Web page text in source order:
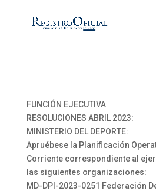
FUNCIÓN EJECUTIVA
RESOLUCIONES ABRIL 2023:
MINISTERIO DEL DEPORTE:
Apruébese la Planificación
Corriente correspondiente al
las siguientes organizaciones:
MD-DPI-2023-0251 Federación